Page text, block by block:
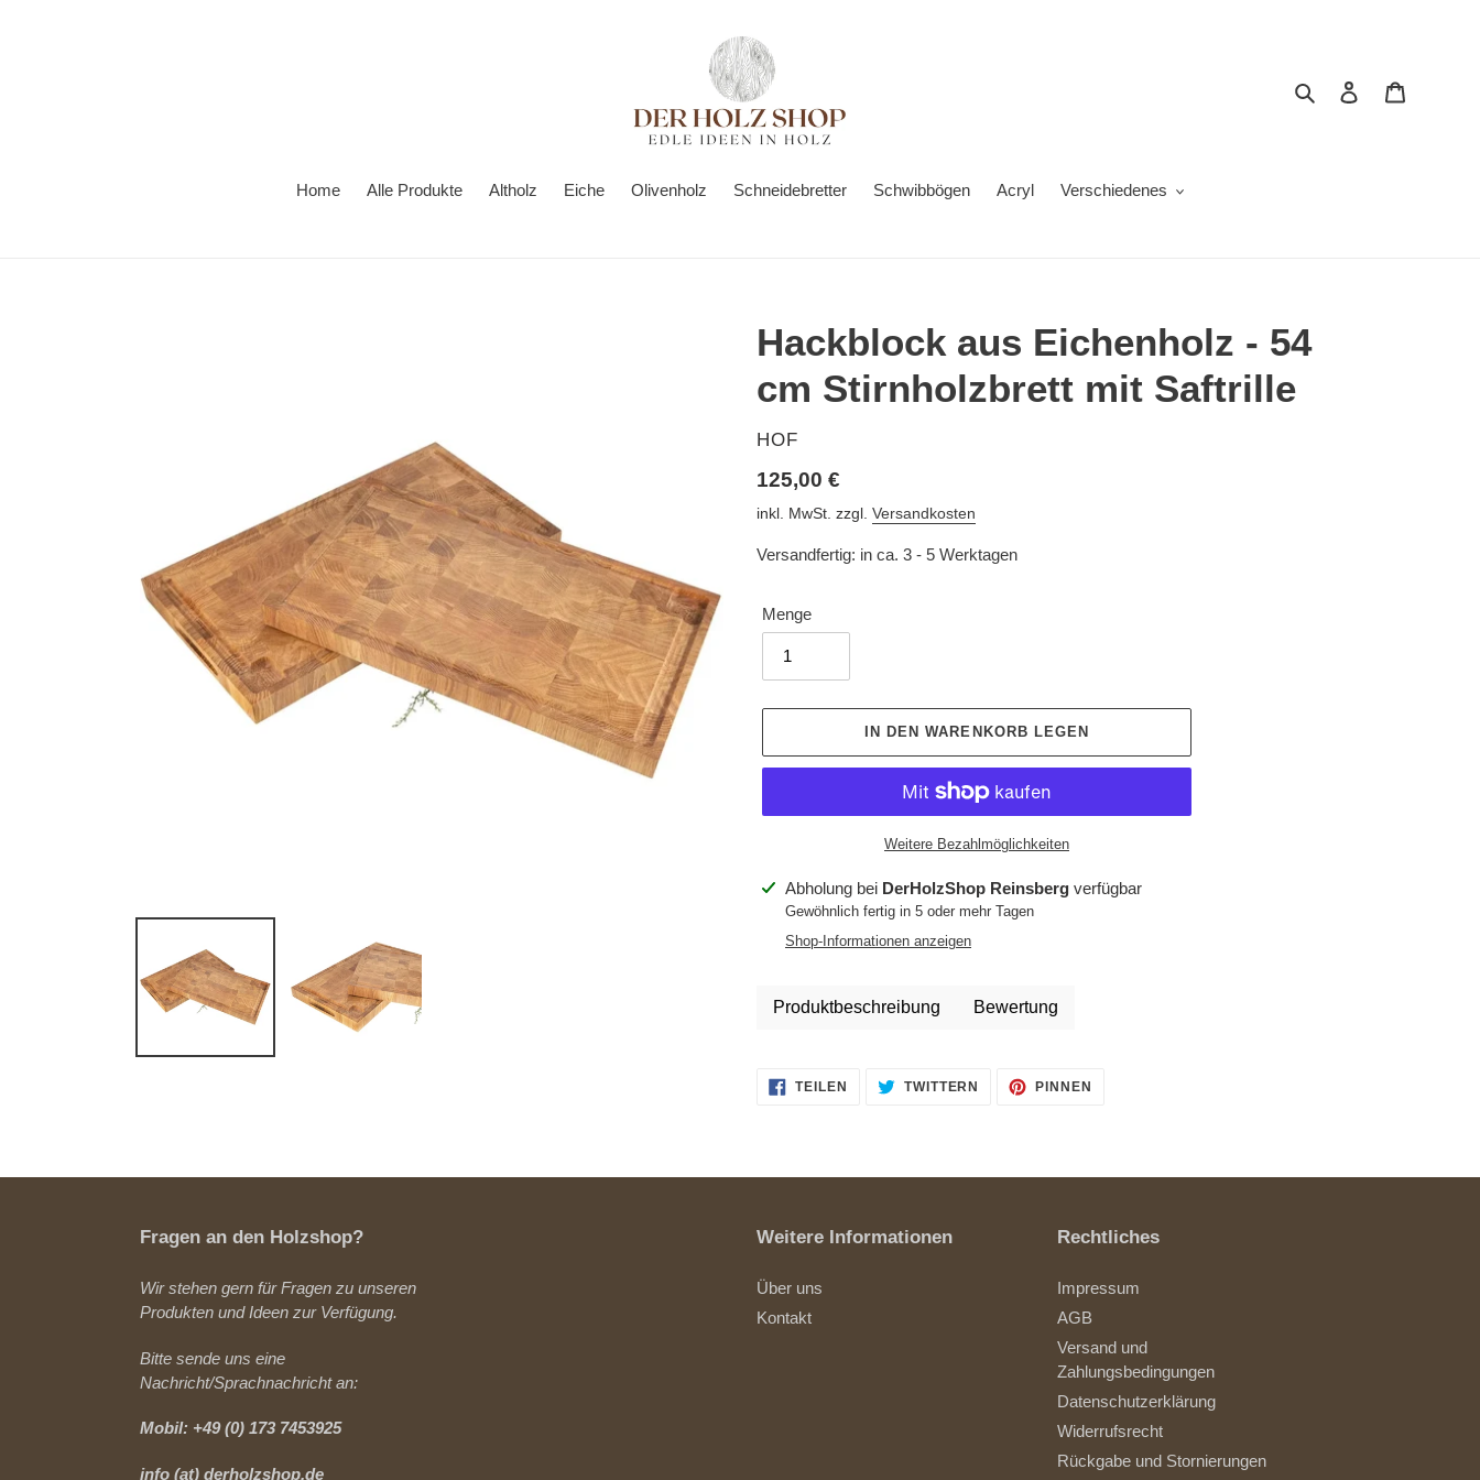
Suchen Einloggen
Home Alle Produkte Altholz Eiche Olivenholz Schneidebretter Schwibbögen Acryl Verschiedenes
Hackblock aus Eichenholz - 54
cm Stirnholzbrett mit Saftrille
VERKÄUFER
HOF
Normaler
Preis
125,00 €
inkl. MwSt. zzgl. Versandkosten
Versandfertig: in ca. 3 - 5 Werktagen
Menge
IN DEN WARENKORB LEGEN
Weitere Bezahlmöglichkeiten
Produkt
zum
Abholung bei DerHolzShop Reinsberg verfügbar
Gewöhnlich fertig in 5 oder mehr Tagen
Shop-Informationen anzeigen
Produktbeschreibung Bewertung
TEILEN
FACEBOOK
TWITTERN
AUF
TWITTER
PINNEN
Fragen an den Holzshop?
Wir stehen gern für Fragen zu unseren
Produkten und Ideen zur Verfügung.
Bitte sende uns eine
Nachricht/Sprachnachricht an:
Mobil: +49 (0) 173 7453925
info (at) derholzshop.de
Weitere Informationen
Über uns
Kontakt
Rechtliches
Impressum
AGB
Versand und
Zahlungsbedingungen
Datenschutzerklärung
Widerrufsrecht
Rückgabe und Stornierungen